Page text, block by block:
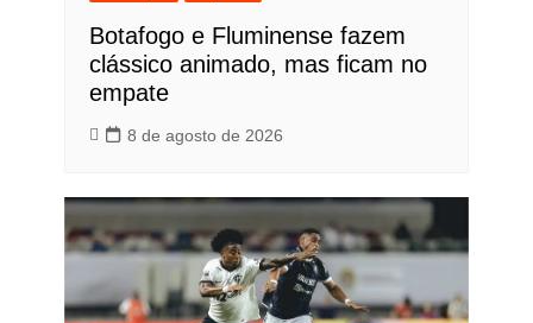
Botafogo e Fluminense fazem
clássico animado, mas ficam no
empate
8 de agosto de 2026